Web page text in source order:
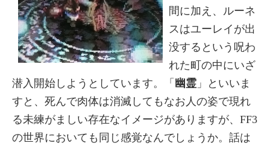
間に加え、ルーネ
スはユーレイが出
没するという呪わ
れた町の中にいざ
潜入開始しようとしています。「 幽霊 」といいま
すと、死んで肉体は消滅してもなお人の姿で現れ
る未練がましい存在なイメージがありますが、FF3
の世界においても同じ感覚なんでしょうか。話は